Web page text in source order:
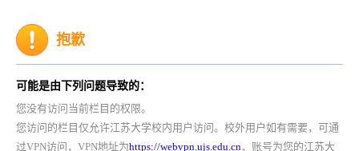
抱歉
可能是由下列问题导致的：
您没有访问当前栏目的权限。
您访问的栏目仅允许江苏大学校内用户访问。校外用户如有需要，可通
过VPN访问，VPN地址为https://webvpn.ujs.edu.cn，账号为您的江苏大